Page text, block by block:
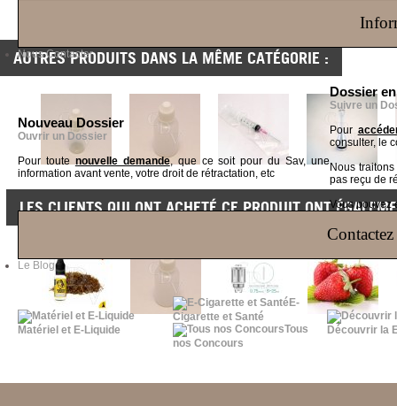
Nous Contacter
Nouveau Dossier
Ouvrir un Dossier
Pour toute nouvelle demande, que ce soit pour du Sav, une
information avant vente, votre droit de rétractation, etc
Dossier
Suivre un
Pour
consulter, le
Nous
pas reçu de
Vous pouvez
Le Blog
Matériel et E-Liquide
E-
Cigarette et Santé
Tous
nos Concours
Découvrir la
AUTRES PRODUITS DANS LA MÊME CATÉGORIE :
LES CLIENTS QUI ONT ACHETÉ CE PRODUIT ONT